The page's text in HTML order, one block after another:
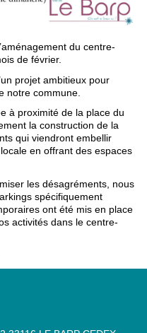
du centre-
de février.
projet ambitieux pour
notre commune.
à proximité de la place du
la construction de la
qui viendront embellir
en offrant des espaces
les désagréments, nous
spécifiquement
ont été mis en place
activités dans le centre-